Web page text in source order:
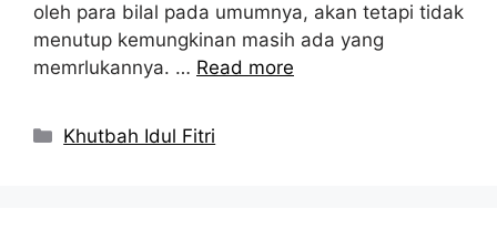
oleh para bilal pada umumnya, akan tetapi tidak
menutup kemungkinan masih ada yang
memrlukannya. … Read more
Kategori
Khutbah Idul Fitri